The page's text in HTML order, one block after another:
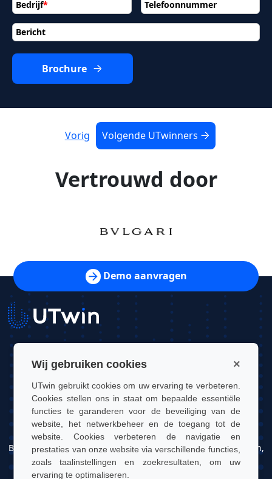
Wij gebruiken cookies ×
UTwin gebruikt cookies om uw ervaring te verbeteren.
Cookies stellen ons in staat om bepaalde essentiële
functies te garanderen voor de beveiliging van de
website, het netwerkbeheer en de toegang tot de
website. Cookies verbeteren de navigatie en
prestaties van onze website via verschillende functies,
zoals taalinstellingen en zoekresultaten, om uw
ervaring te optimaliseren.
Bedrijf* Telefoonnummer
Bericht
Brochure
Vorig Volgende UTwinners
Vertrouwd door
Demo aanvragen
UTwin S.r.l.
Contact: info@utwin.it
BTW: 12255450012
Juridisch adres: Via Davide Bertolotti, 7, 10121, Turijn, Italië
Bedrijfsadres: OGR Tech, Corso Castelfidardo 22, 10128, Turijn,
Italië